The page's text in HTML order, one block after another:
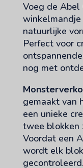
Voeg de
natuurlijke
Perfect voor
nog met
gemaakt van
een unieke
twee blokken
Voordat een
wordt elk